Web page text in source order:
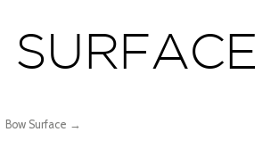
Bow Surface →